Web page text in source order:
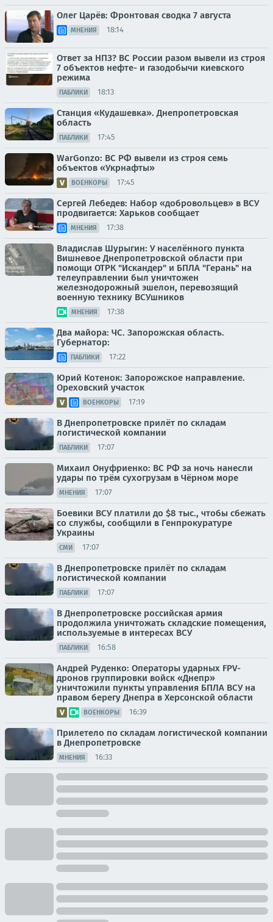
Олег Царёв: Фронтовая сводка 7 августа
МНЕНИЯ 18:14
Ответ за НПЗ? ВС России разом вывели из строя
7 объектов нефте- и газодобычи киевского
режима
ПАБЛИКИ 18:13
Станция «Кудашевка». Днепропетровская
область
ПАБЛИКИ 17:45
WarGonzo: ВС РФ вывели из строя семь
объектов «Укрнафты»
ВОЕНКОРЫ 17:45
Сергей Лебедев: Набор «добровольцев» в ВСУ
продвигается: Харьков сообщает
МНЕНИЯ 17:38
Владислав Шурыгин: У населённого пункта
Вишневое Днепропетровской области при
помощи ОТРК "Искандер" и БПЛА "Герань" на
телеуправлении был уничтожен
железнодорожный эшелон, перевозящий
военную технику ВСУшников
МНЕНИЯ 17:38
Два майора: ЧС. Запорожская область.
Губернатор:
ПАБЛИКИ 17:22
Юрий Котенок: Запорожское направление.
Ореховский участок
ВОЕНКОРЫ 17:19
В Днепропетровске прилёт по складам
логистической компании
ПАБЛИКИ 17:07
Михаил Онуфриенко: ВС РФ за ночь нанесли
удары по трём сухогрузам в Чёрном море
МНЕНИЯ 17:07
Боевики ВСУ платили до $8 тыс., чтобы сбежать
со службы, сообщили в Генпрокуратуре
Украины
СМИ 17:07
В Днепропетровске прилёт по складам
логистической компании
ПАБЛИКИ 17:07
В Днепропетровске российская армия
продолжила уничтожать складские помещения,
используемые в интересах ВСУ
ПАБЛИКИ 16:58
Андрей Руденко: Операторы ударных FPV-
дронов группировки войск «Днепр»
уничтожили пункты управления БПЛА ВСУ на
правом берегу Днепра в Херсонской области
ВОЕНКОРЫ 16:39
Прилетело по складам логистической компании
в Днепропетровске
МНЕНИЯ 16:33